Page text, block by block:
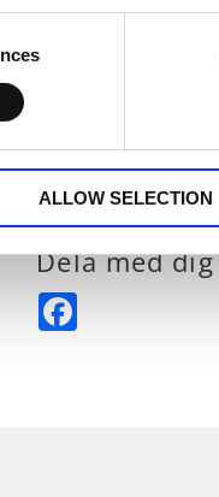
ALLOW SELECTION
Dela med dig